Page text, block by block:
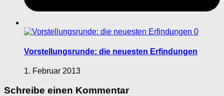
0
Vorstellungsrunde: die neuesten Erfindungen
1. Februar 2013
Schreibe einen Kommentar